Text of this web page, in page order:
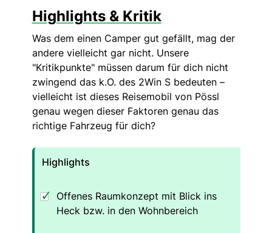
Highlights & Kritik
Was dem einen Camper gut gefällt, mag der
andere vielleicht gar nicht. Unsere
"Kritikpunkte" müssen darum für dich nicht
zwingend das k.O. des 2Win S bedeuten –
vielleicht ist dieses Reisemobil von Pössl
genau wegen dieser Faktoren genau das
richtige Fahrzeug für dich?
Highlights
Offenes Raumkonzept mit Blick ins
Heck bzw. in den Wohnbereich